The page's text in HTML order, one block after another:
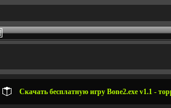
Скачать бесплатную игру Bone2.exe v1.1 -